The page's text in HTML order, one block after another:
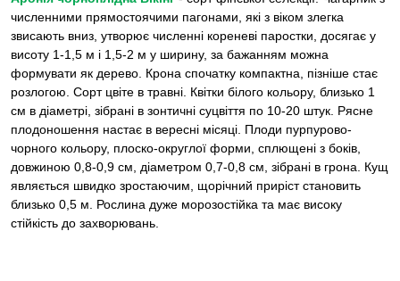
численними прямостоячими пагонами, які з віком злегка
звисають вниз, утворює численні кореневі паростки, досягає у
висоту 1-1,5 м і 1,5-2 м у ширину, за бажанням можна
формувати як дерево. Крона спочатку компактна, пізніше стає
розлогою. Сорт цвіте в травні. Квітки білого кольору, близько 1
см в діаметрі, зібрані в зонтичні суцвіття по 10-20 штук. Рясне
плодоношення настає в вересні місяці. Плоди пурпурово-
чорного кольору, плоско-округлої форми, сплющені з боків,
довжиною 0,8-0,9 см, діаметром 0,7-0,8 см, зібрані в грона. Кущ
являється швидко зростаючим, щорічний приріст становить
близько 0,5 м. Рослина дуже морозостійка та має високу
стійкість до захворювань.